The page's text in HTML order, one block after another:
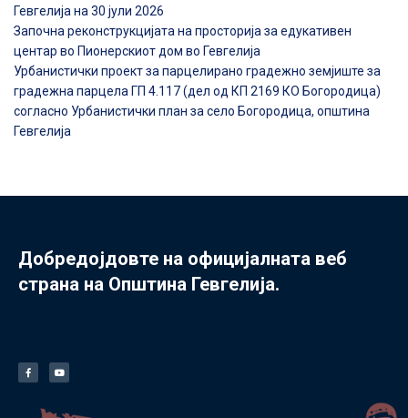
Гевгелија на 30 јули 2026
Започна реконструкцијата на просторија за едукативен
центар во Пионерскиот дом во Гевгелија
Урбанистички проект за парцелирано градежно земјиште за
градежна парцела ГП 4.117 (дел од КП 2169 КО Богородица)
согласно Урбанистички план за село Богородица, општина
Гевгелија
Добредојдовте на официјалната веб
страна на Општина Гевгелија.